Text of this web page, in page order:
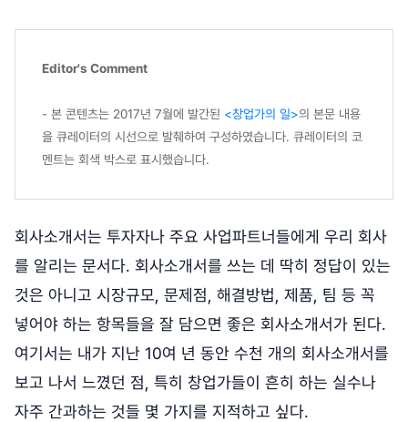
Editor's Comment
- 본 콘텐츠는 2017년 7월에 발간된 <창업가의 일>의 본문 내용
을 큐레이터의 시선으로 발췌하여 구성하였습니다. 큐레이터의 코
멘트는 회색 박스로 표시했습니다.
회사소개서는 투자자나 주요 사업파트너들에게 우리 회사
를 알리는 문서다. 회사소개서를 쓰는 데 딱히 정답이 있는
것은 아니고 시장규모, 문제점, 해결방법, 제품, 팀 등 꼭
넣어야 하는 항목들을 잘 담으면 좋은 회사소개서가 된다.
여기서는 내가 지난 10여 년 동안 수천 개의 회사소개서를
보고 나서 느꼈던 점, 특히 창업가들이 흔히 하는 실수나
자주 간과하는 것들 몇 가지를 지적하고 싶다.